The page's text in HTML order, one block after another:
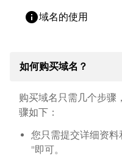
info域名的使用
如何购买域名？
购买域名只需几个步骤
骤如下：
您只需提交详细资
"即可。